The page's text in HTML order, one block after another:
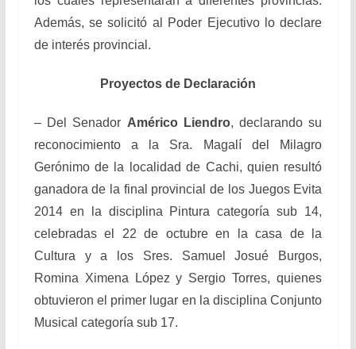
Además, se solicitó al Poder Ejecutivo lo declare
de interés provincial.
Proyectos de Declaración
– Del Senador Américo Liendro, declarando su
reconocimiento a la Sra. Magalí del Milagro
Gerónimo de la localidad de Cachi, quien resultó
ganadora de la final provincial de los Juegos Evita
2014 en la disciplina Pintura categoría sub 14,
celebradas el 22 de octubre en la casa de la
Cultura y a los Sres. Samuel Josué Burgos,
Romina Ximena López y Sergio Torres, quienes
obtuvieron el primer lugar en la disciplina Conjunto
Musical categoría sub 17.